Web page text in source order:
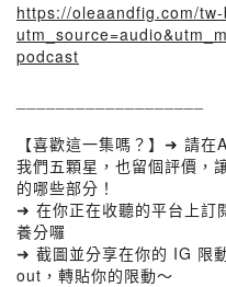
https://oleaandfig.com/
podcast
【喜歡這一集嗎？】➜ 請
我們五顆星，也留個評價，
的哪些部分！
➜ 在你正在收聽的平台上訂
養分囉
➜ 截圖並分享在你的 IG 限
out，轉貼你的限動～